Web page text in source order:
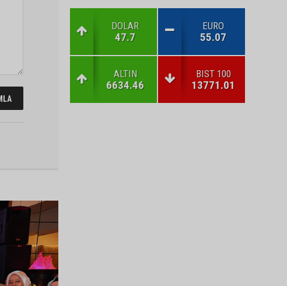
DOLAR
47.7
EURO
55.07
ALTIN
6634.46
BIST 100
13771.01